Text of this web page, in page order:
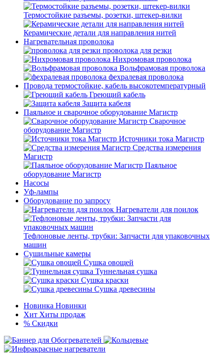
Термостойкие разъемы, розетки, штекер-вилки
Керамические детали для направления нитей
Нагревательная проволока
проволока для резки
Нихромовая проволока
Вольфрамовая проволока
фехралевая проволока
Провода термостойкие, кабель высокотемпературный
Греющий кабель
Защита кабеля
Паяльное и сварочное оборудование Магистр
Сварочное
оборудование Магистр
Источники тока Магистр
Средства измерения
Магистр
Паяльное
оборудование Магистр
Насосы
Уф-лампы
Оборудование по запросу
Нагреватели для поилок
Тефлоновые ленты, трубки: Запчасти для упаковочных
машин
Сушильные камеры
Сушка овощей
Туннельная сушка
Сушка краски
Сушка древесины
Новинка Новинки
Хит Хиты продаж
% Скидки